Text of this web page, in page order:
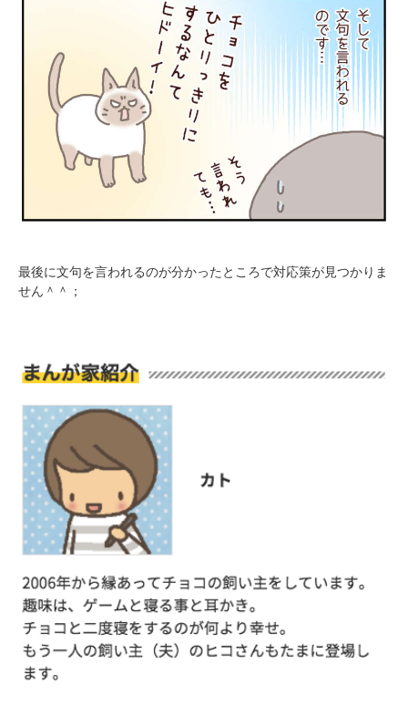
最後に文句を言われるのが分かったところで対応策が見つかりま
せん＾＾；
pecodogs
いぬ部をフォロー
PECOアプリをダウンロード済みの方
アプリで開く
アプリをダウンロードする